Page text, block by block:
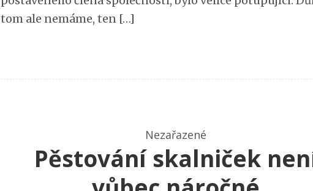
tom ale nemáme, ten […]
Nezařazené
Pěstování skalniček